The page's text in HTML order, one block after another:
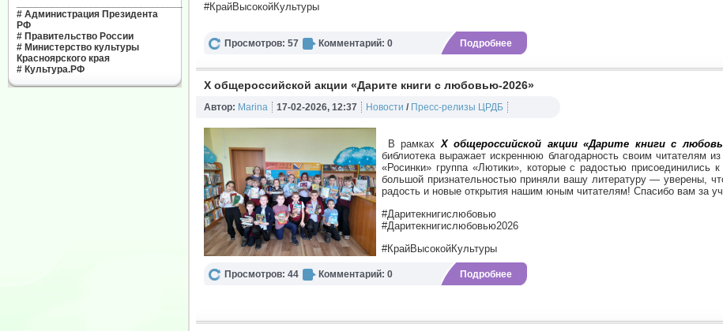
# Администрация Президента
РФ
# Правительство России
# Министерство культуры
Красноярского края
# Культура.РФ
#КрайВысокойКультуры
Просмотров: 57 Комментарий: 0 Подробнее
X общероссийской акции «Дарите книги с любовью-2026»
Автор: Marina 17-02-2026, 12:37 Новости / Пресс-релизы ЦРДБ
В рамкахX общероссийской акции «Дарите книги с
библиотека выражает искреннюю благодарность своим
«Росинки» группа «Лютики», которые с радостью присоединились
большой признательностью приняли вашу литературу — уверены,
радость и новые открытия нашим юным читателям! Спасибо вам за
#Даритекнигислюбовью
#Даритекнигислюбовью2026
#КрайВысокойКультуры
Просмотров: 44 Комментарий: 0 Подробнее